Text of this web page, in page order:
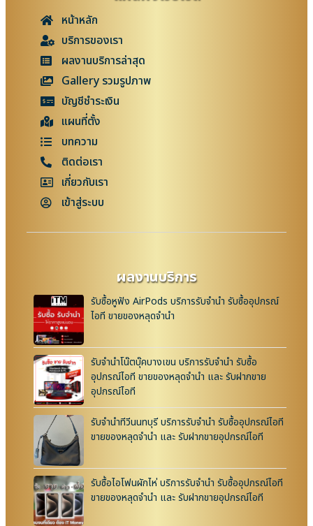
หน้าหลัก
บริการของเรา
ผลงานบริการล่าสุด
Gallery รวมรูปภาพ
บัญชีชำระเงิน
แผนที่ตั้ง
บทความ
ติดต่อเรา
เกี่ยวกับเรา
เข้าสู่ระบบ
ผลงานบริการ
รับซื้อหูฟัง AirPods บริการรับจำนำ รับซื้ออุปกรณ์
ไอที ขายของหลุดจำนำ
รับจำนำโน๊ตบุ๊คบางเขน บริการรับจำนำ รับซื้อ
อุปกรณ์ไอที ขายของหลุดจำนำ และ รับฝากขาย
อุปกรณ์ไอที
รับจำนำทีวีนนทบุรี บริการรับจำนำ รับซื้ออุปกรณ์ไอที
ขายของหลุดจำนำ และ รับฝากขายอุปกรณ์ไอที
รับซื้อไอโฟนผักไห่ บริการรับจำนำ รับซื้ออุปกรณ์ไอที
ขายของหลุดจำนำ และ รับฝากขายอุปกรณ์ไอที